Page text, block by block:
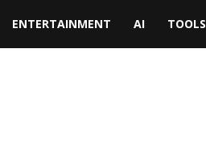
ENTERTAINMENT AI TOOLS